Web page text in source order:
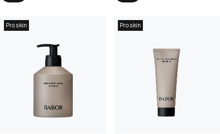
Proskin Proskin